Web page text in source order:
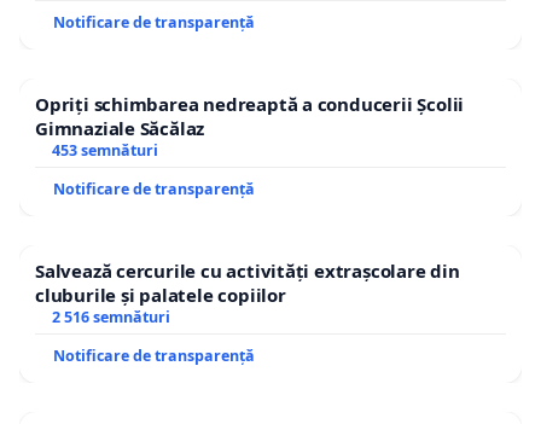
Notificare de transparență
Opriți schimbarea nedreaptă a conducerii Școlii
Gimnaziale Săcălaz
453 semnături
Notificare de transparență
Salvează cercurile cu activități extrașcolare din
cluburile și palatele copiilor
2 516 semnături
Notificare de transparență